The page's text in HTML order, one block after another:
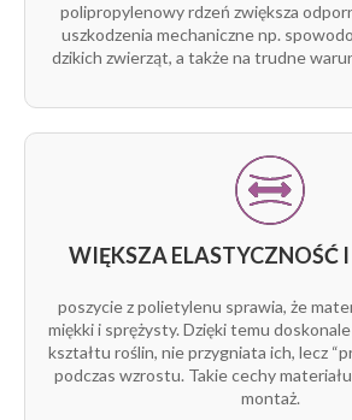
(PP) i polietylenowych (PE)
Wytrzymałość mechaniczna:
polipropylenowemu rdzeniowi
Odporność na warunki
przed przymrozkami, wiatrem
Cyrkulacja powietrza i wody:
w materiale umożliwiają
powietrza i swobodne
Stabilizacja termiczna:
tworząc korzystny dla roślin
25g 15,80 m 100
polipropylenowy rdzeń zwiększa
uszkodzenia mechaniczne np.
dzikich zwierząt, a także na trudne
WIĘKSZA ELASTYCZNOŚĆ
poszycie z polietylenu sprawia, że
miękki i sprężysty. Dzięki temu
kształtu roślin, nie przygniata ich, lecz
podczas wzrostu. Takie cechy
montaż.